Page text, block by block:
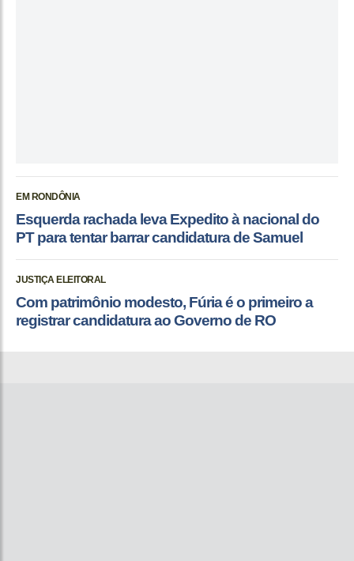
EM RONDÔNIA
Esquerda rachada leva Expedito à nacional do
PT para tentar barrar candidatura de Samuel
JUSTIÇA ELEITORAL
Com patrimônio modesto, Fúria é o primeiro a
registrar candidatura ao Governo de RO